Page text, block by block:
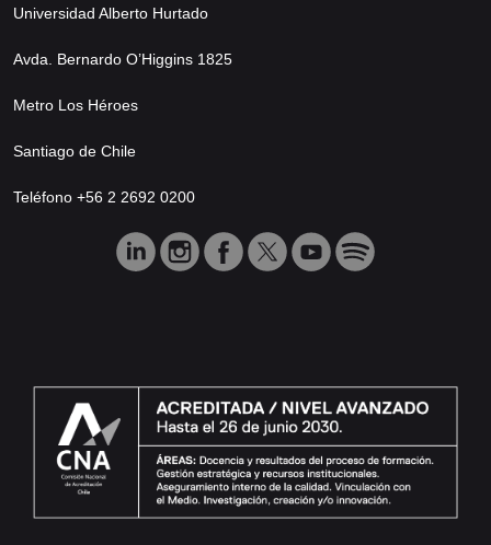
Universidad Alberto Hurtado
Avda. Bernardo O’Higgins 1825
Metro Los Héroes
Santiago de Chile
Teléfono +56 2 2692 0200